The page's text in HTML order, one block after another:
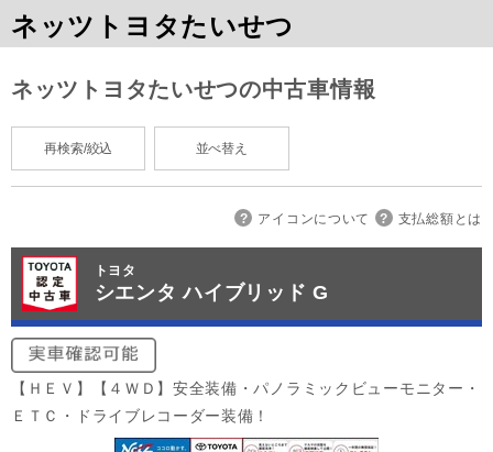
ネッツトヨタたいせつ
ネッツトヨタたいせつの中古車情報
再検索/絞込 並べ替え
アイコンについて 支払総額とは
トヨタ
シエンタ ハイブリッド G
【ＨＥＶ】【４ＷＤ】安全装備・パノラミックビューモニター・
ＥＴＣ・ドライブレコーダー装備！